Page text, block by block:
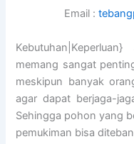
Email :
memang sangat
meskipun banyak
agar dapat berjaga-
Sehingga pohon yang
pemukiman bisa